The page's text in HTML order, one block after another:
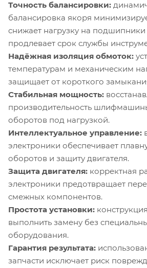
Точность балансировки:
балансировка якоря
снижает нагрузку на подшипники
продлевает срок службы
Надёжная изоляция обмоток:
температурам и механическим
защищает от короткого
Стабильная мощность:
производительность
оборотов под нагрузкой.
Интеллектуальное управление:
электроники обеспечивает
оборотов и защиту двигателя.
Защита двигателя: корректная
электроники предотвращает
смежных компонентов.
Простота установки:
выполнить замену без
оборудования.
Гарантия результата:
запчасти исключает риск